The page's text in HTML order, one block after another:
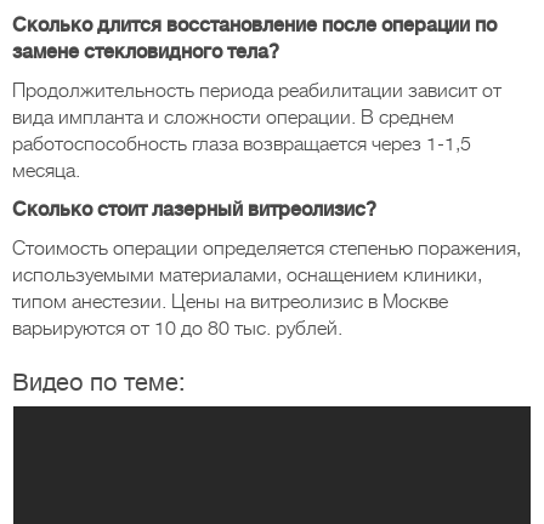
Сколько длится восстановление после операции по
замене стекловидного тела?
Продолжительность периода реабилитации зависит от
вида импланта и сложности операции. В среднем
работоспособность глаза возвращается через 1-1,5
месяца.
Сколько стоит лазерный витреолизис?
Стоимость операции определяется степенью поражения,
используемыми материалами, оснащением клиники,
типом анестезии. Цены на витреолизис в Москве
варьируются от 10 до 80 тыс. рублей.
Видео по теме: